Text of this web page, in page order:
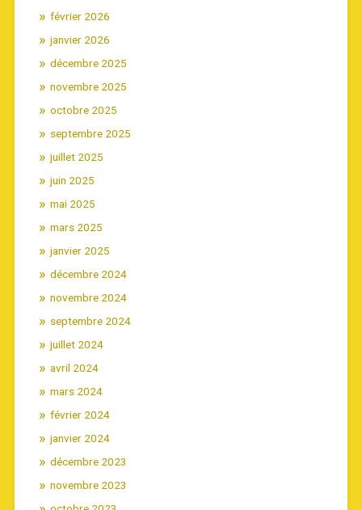
février 2026
janvier 2026
décembre 2025
novembre 2025
octobre 2025
septembre 2025
juillet 2025
juin 2025
mai 2025
mars 2025
janvier 2025
décembre 2024
novembre 2024
septembre 2024
juillet 2024
avril 2024
mars 2024
février 2024
janvier 2024
décembre 2023
novembre 2023